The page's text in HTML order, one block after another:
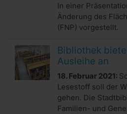
In einer
Änderung des
(FNP) vorgestellt.
Bibliothek
Ausleihe an
18. Februar 2021:
Lesestoff soll der
gehen. Die
Familien- und